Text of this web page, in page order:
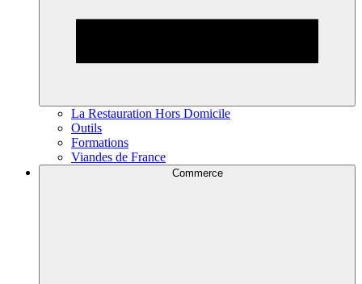
La Restauration Hors Domicile
Outils
Formations
Viandes de France
Commerce